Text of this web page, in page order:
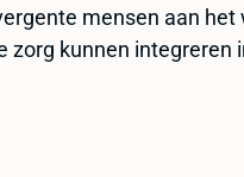
mensen aan
zorg kunnen integreren